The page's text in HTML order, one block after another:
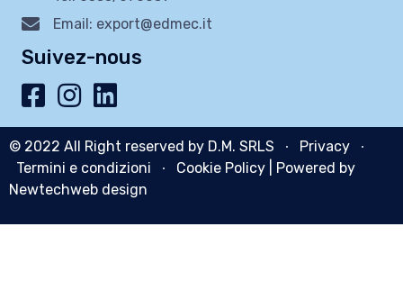
Email: export@edmec.it
Suivez-nous
© 2022 All Right reserved by D.M. SRLS ∙ Privacy ∙
Termini e condizioni ∙ Cookie Policy | Powered by
Newtechweb design